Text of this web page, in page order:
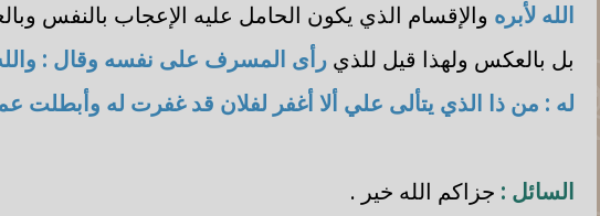
الله لأبره والإقسام الذي يكون الحامل عليه الإعجاب بالنفس
بل بالعكس ولهذا قيل للذي رأى المسرف على نفسه وقال : والله
له : من ذا الذي يتألى علي ألا أغفر لفلان قد غفرت له وأبطلت
السائل : جزاكم الله خير .